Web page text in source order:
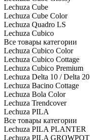
Lechuza Cube
Lechuza Cube Color
Lechuza Quadro LS
Lechuza Cubico
Все товары категории
Lechuza Cubico Color
Lechuza Cubico Cottage
Lechuza Cubico Premium
Lechuza Delta 10 / Delta 20
Lechuza Bacino Cottage
Lechuza Bola Color
Lechuza Trendcover
Lechuza PILA
Все товары категории
Lechuza PILA PLANTER
Lechuza PILA GROWPOT